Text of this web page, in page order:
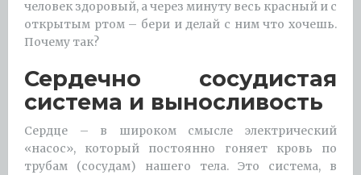
человек здоровый, а через минуту весь красный и с
открытым ртом – бери и делай с ним что хочешь.
Почему так?
Сердечно сосудистая
система и выносливость
Сердце – в широком смысле электрический
«насос», который постоянно гоняет кровь по
трубам (сосудам) нашего тела. Это система, в